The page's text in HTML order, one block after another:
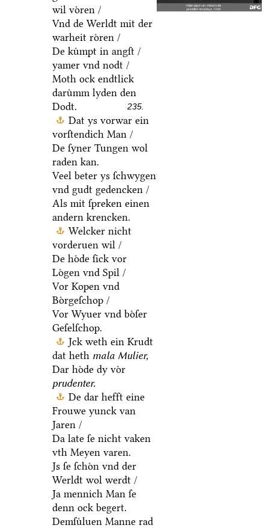
wil voͤren /
Vnd de Werldt mit der
warheit roͤren /
De kuͤmpt in angſt /
yamer vnd nodt /
Moth ock endtlick
daruͤmm lyden den
Dodt.
235.
Dat ys vorwar ein
vorſtendich Man /
De ſyner Tungen wol
raden kan.
Veel beter ys ſchwygen
vnd gudt gedencken /
Als mit ſpreken einen
andern krencken.
Welcker nicht
vorderuen wil /
De hoͤde ſick vor
Loͤgen vnd Spil /
Vor Kopen vnd
Boͤrgeſchop /
Vor Wyuer vnd boͤſer
Geſelſchop.
Jck weth ein Krudt
dat heth mala Mulier,
Dar hoͤde dy voͤr
prudenter.
De dar hefft eine
Frouwe yunck van
Jaren /
Da late ſe nicht vaken
vth Meyen varen.
Js ſe ſchoͤn vnd der
Werldt wol werdt /
Ja mennich Man ſe
denn ock begert.
Demſuͤluen Manne rad